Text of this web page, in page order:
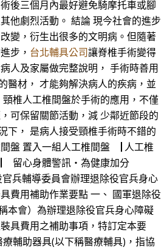
後三個月內最好避免騎摩托車或腳
他劇烈活動。 結論 現今社會的進步
變，衍生出很多的文明病。但隨著
步， 台北輔具公司讓脊椎手術變得
人及家屬做完整說明， 手術時善用
醫材， 才能夠解決病人的疾病，並
椎人工椎間盤於手術的應用，不僅
可保留關節活動，減 少鄰近節段的
下， 是病人接受頸椎手術時不錯的
盤 置入一組人工椎間盤 ▕ 人工椎
▏ 留心身體警訊‧為健康加分
兵輔導委員會辦理退除役官兵身心
費用補助作業要點 一、 國軍退除役
本會）為辦理退除役官兵身心障礙
具費用之補助事項，特訂定本要
輔助器具(以下稱醫療輔具)，指協